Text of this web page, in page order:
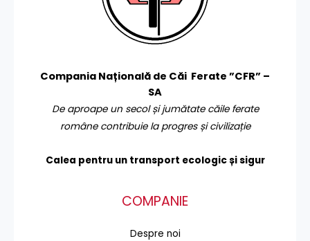
Compania Națională de Căi Ferate ”CFR” –
SA
De aproape un secol și jumătate căile ferate
române contribuie la progres și civilizație
Calea pentru un transport ecologic și sigur
COMPANIE
Despre noi